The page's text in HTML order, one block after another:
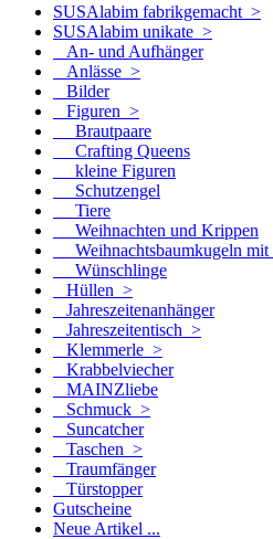
SUSAlabim fabrikgemacht >
SUSAlabim unikate >
An- und Aufhänger
Anlässe >
Bilder
Figuren >
Brautpaare
Crafting Queens
kleine Figuren
Schutzengel
Tiere
Weihnachten und Krippen
Weihnachtsbaumkugeln mit
Wünschlinge
Hüllen >
Jahreszeitenanhänger
Jahreszeitentisch >
Klemmerle >
Krabbelviecher
MAINZliebe
Schmuck >
Suncatcher
Taschen >
Traumfänger
Türstopper
Gutscheine
Neue Artikel ...